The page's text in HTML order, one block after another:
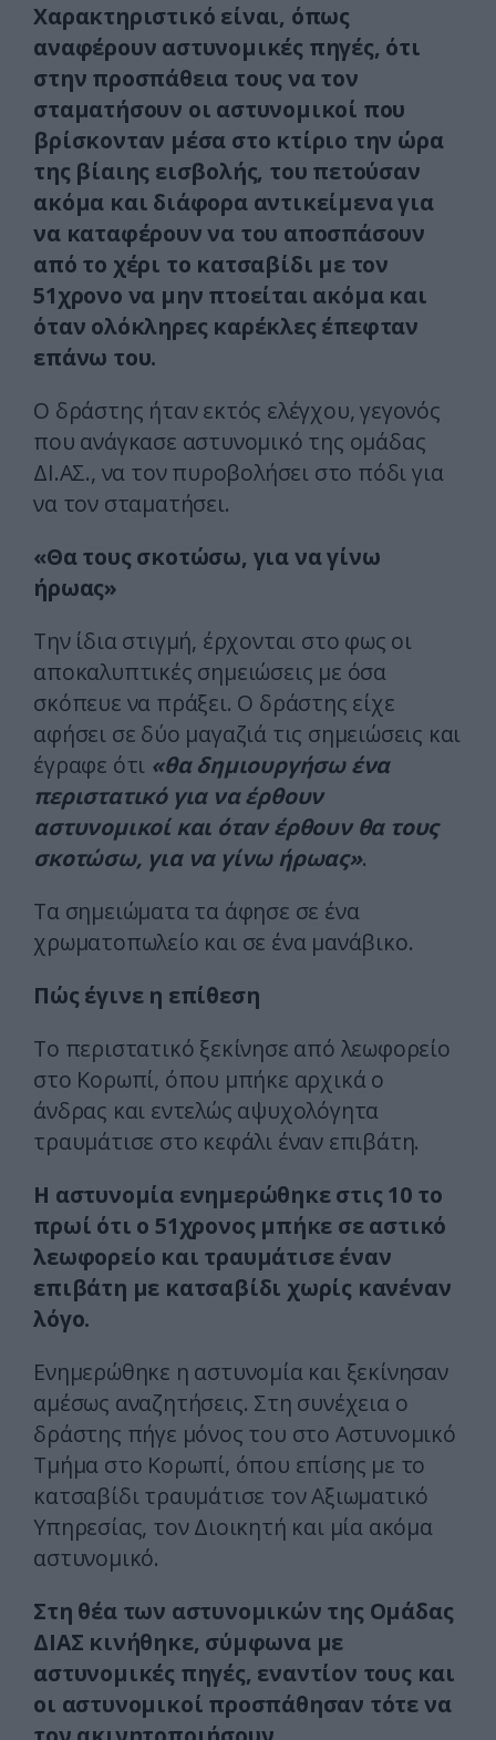
Χαρακτηριστικό είναι, όπως
αναφέρουν αστυνομικές πηγές, ότι
στην προσπάθεια τους να τον
σταματήσουν οι αστυνομικοί που
βρίσκονταν μέσα στο κτίριο την ώρα
της βίαιης εισβολής, του πετούσαν
ακόμα και διάφορα αντικείμενα για
να καταφέρουν να του αποσπάσουν
από το χέρι το κατσαβίδι με τον
51χρονο να μην πτοείται ακόμα και
όταν ολόκληρες καρέκλες έπεφταν
επάνω του.
Ο δράστης ήταν εκτός ελέγχου, γεγονός
που ανάγκασε αστυνομικό της ομάδας
ΔΙ.ΑΣ., να τον πυροβολήσει στο πόδι για
να τον σταματήσει.
«Θα τους σκοτώσω, για να γίνω
ήρωας»
Την ίδια στιγμή, έρχονται στο φως οι
αποκαλυπτικές σημειώσεις με όσα
σκόπευε να πράξει. Ο δράστης είχε
αφήσει σε δύο μαγαζιά τις σημειώσεις και
έγραφε ότι «θα δημιουργήσω ένα
περιστατικό για να έρθουν
αστυνομικοί και όταν έρθουν θα τους
σκοτώσω, για να γίνω ήρωας».
Τα σημειώματα τα άφησε σε ένα
χρωματοπωλείο και σε ένα μανάβικο.
Πώς έγινε η επίθεση
Το περιστατικό ξεκίνησε από λεωφορείο
στο Κορωπί, όπου μπήκε αρχικά ο
άνδρας και εντελώς αψυχολόγητα
τραυμάτισε στο κεφάλι έναν επιβάτη.
Η αστυνομία ενημερώθηκε στις 10 το
πρωί ότι ο 51χρονος μπήκε σε αστικό
λεωφορείο και τραυμάτισε έναν
επιβάτη με κατσαβίδι χωρίς κανέναν
λόγο.
Ενημερώθηκε η αστυνομία και ξεκίνησαν
αμέσως αναζητήσεις. Στη συνέχεια ο
δράστης πήγε μόνος του στο Αστυνομικό
Τμήμα στο Κορωπί, όπου επίσης με το
κατσαβίδι τραυμάτισε τον Αξιωματικό
Υπηρεσίας, τον Διοικητή και μία ακόμα
αστυνομικό.
Στη θέα των αστυνομικών της Ομάδας
ΔΙΑΣ κινήθηκε, σύμφωνα με
αστυνομικές πηγές, εναντίον τους και
οι αστυνομικοί προσπάθησαν τότε να